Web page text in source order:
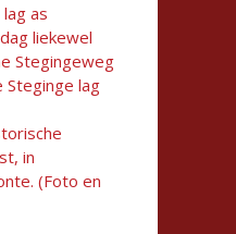
as
liekewel
Stegingeweg
Steginge lag
in
(Foto en